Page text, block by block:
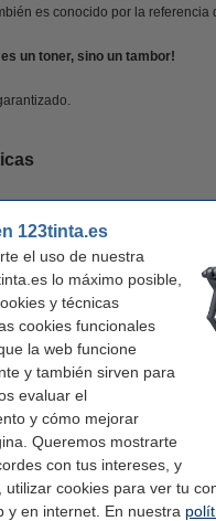
123tinta.es
el uso de nuestra
lo máximo posible,
y técnicas
cookies funcionales
la web funcione
y también sirven para
evaluar el
y cómo mejorar
Queremos mostrarte
con tus intereses, y
utilizar cookies para ver tu
y en internet. En nuestra
es conocido por la referencia
es un toner, sino un tambor!
tambor
negro
± 75.000 páginas
051439
comprar este tambor